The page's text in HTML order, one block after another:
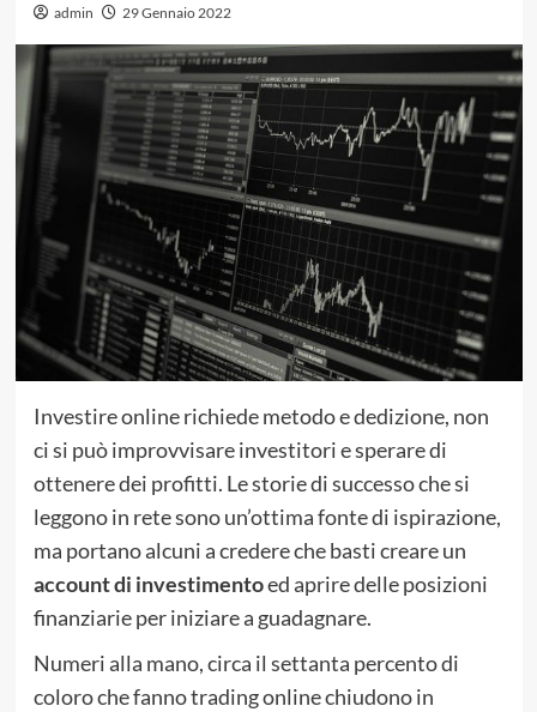
admin 29 Gennaio 2022
Investire online richiede metodo e dedizione, non
ci si può improvvisare investitori e sperare di
ottenere dei profitti. Le storie di successo che si
leggono in rete sono un’ottima fonte di ispirazione,
ma portano alcuni a credere che basti creare un
account di investimentoed aprire delle posizioni
finanziarie per iniziare a guadagnare.
Numeri alla mano, circa il settanta percento di
coloro che fanno trading online chiudono in